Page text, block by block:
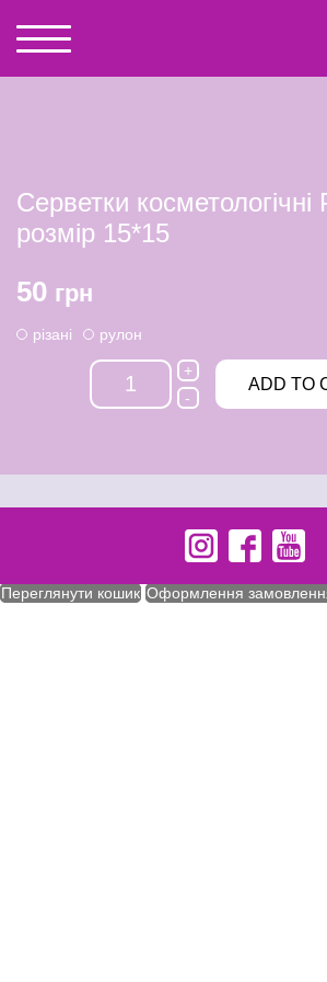
Серветки
розмір 15*15
50 грн
різані рулон
+
-
ADD TO
Переглянути кошик Оформлення